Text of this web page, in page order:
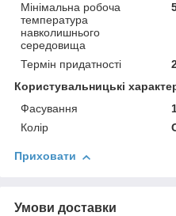
Мінімальна робоча
температура
навколишнього
середовища
Термін придатності
Користувальницькі
Фасування
Колір
Приховати
Умови доставки